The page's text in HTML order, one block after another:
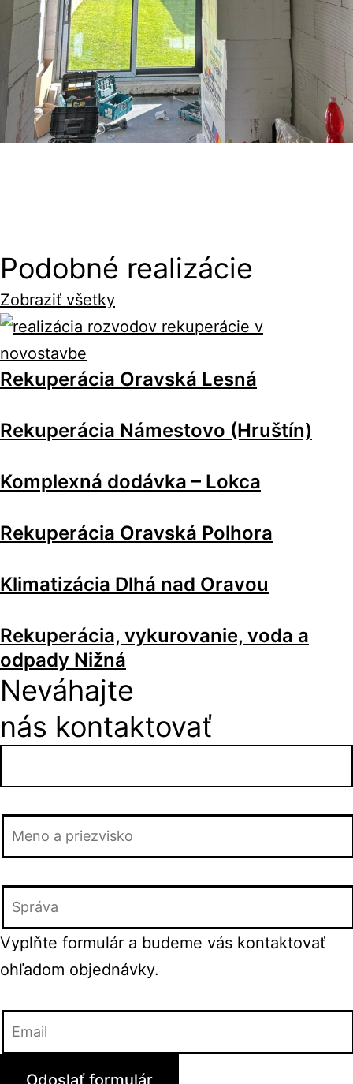
Podobné realizácie
Zobraziť všetky
Rekuperácia Oravská Lesná
Rekuperácia Námestovo (Hruštín)
Komplexná dodávka – Lokca
Rekuperácia Oravská Polhora
Klimatizácia Dlhá nad Oravou
Rekuperácia, vykurovanie, voda a
odpady Nižná
Neváhajte
nás kontaktovať
Vyplňte formulár a budeme vás kontaktovať
ohľadom objednávky.